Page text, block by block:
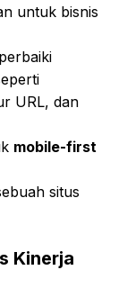
untuk bisnis
URL, dan
mobile-first
situs
Kinerja